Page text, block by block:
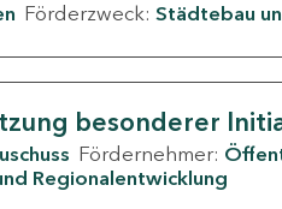
Förderzweck: Städtebau
besonderer
Fördernehmer:
Regionalentwicklung